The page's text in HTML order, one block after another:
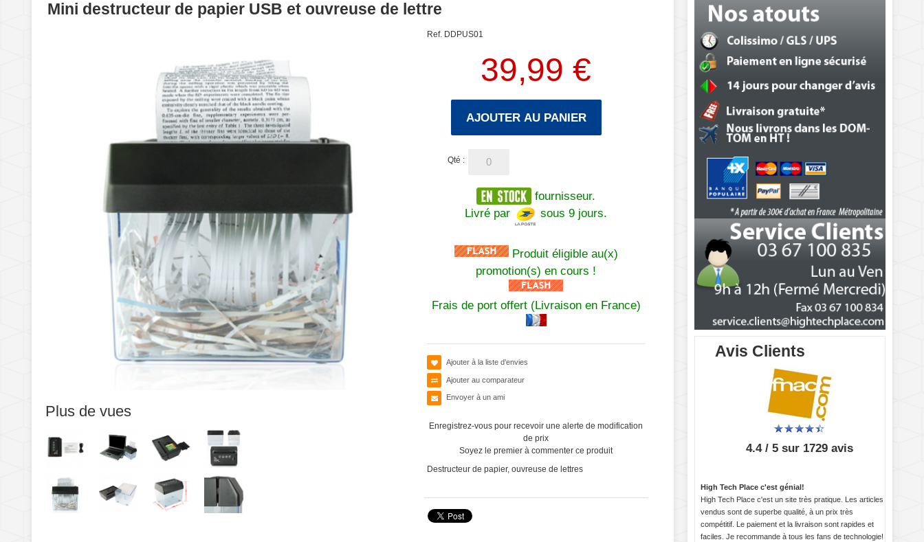
Mini destructeur de papier USB et ouvreuse de lettre
Plus de vues
Ref. DDPUS01
39,99 €
AJOUTER AU PANIER
Qté :
fournisseur.
Livré par
sous 9 jours.
Produit éligible au(x)
promotion(s) en cours !
Frais de port offert (Livraison en France)
Ajouter à la liste d'envies
Ajouter au comparateur
Envoyer à un ami
Enregistrez-vous pour recevoir une alerte de modification
de prix
Soyez le premier à commenter ce produit
Destructeur de papier, ouvreuse de lettres
Avis Clients
4.4 / 5 sur 1729 avis
High Tech Place c'est génial!
High Tech Place c'est un site très pratique. Les articles
vendus sont de superbe qualité, à un prix très
compétitif. Le paiement et la livraison sont rapides et
faciles. Je recommande à tous les fans de technologie!